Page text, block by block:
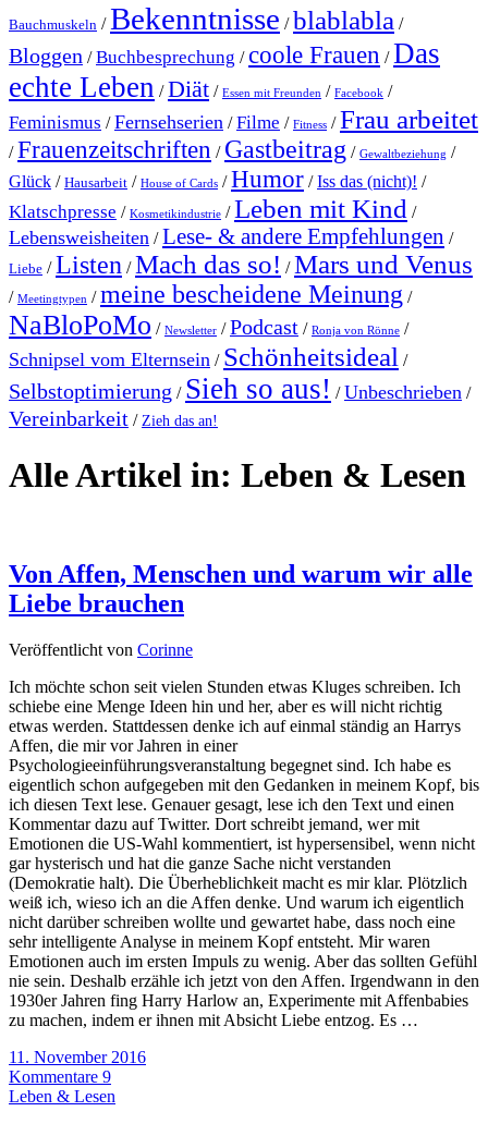
Bauchmuskeln /Bekenntnisse /blablabla /
Bloggen /Buchbesprechung /coole Frauen /Das
echte Leben /Diät / Essen mit Freunden / Facebook /
Feminismus /Fernsehserien /Filme / Fitness /Frau arbeitet
/Frauenzeitschriften / Gastbeitrag / Gewaltbeziehung /
Glück / Hausarbeit / House of Cards /Humor /Iss das (nicht)! /
Klatschpresse / Kosmetikindustrie /Leben mit Kind /
Lebensweisheiten /Lese- & andere Empfehlungen /
Liebe /Listen /Mach das so! /Mars und Venus
/ Meetingtypen /meine bescheidene Meinung /
NaBloPoMo / Newsletter /Podcast / Ronja von Rönne /
Schnipsel vom Elternsein / Schönheitsideal /
Selbstoptimierung / Sieh so aus! /Unbeschrieben /
Vereinbarkeit / Zieh das an!
Alle Artikel in: Leben & Lesen
Von Affen, Menschen und warum wir alle
Liebe brauchen
Veröffentlicht von Corinne
Ich möchte schon seit vielen Stunden etwas Kluges schreiben. Ich
schiebe eine Menge Ideen hin und her, aber es will nicht richtig
etwas werden. Stattdessen denke ich auf einmal ständig an Harrys
Affen, die mir vor Jahren in einer
Psychologieeinführungsveranstaltung begegnet sind. Ich habe es
eigentlich schon aufgegeben mit den Gedanken in meinem Kopf, bis
ich diesen Text lese. Genauer gesagt, lese ich den Text und einen
Kommentar dazu auf Twitter. Dort schreibt jemand, wer mit
Emotionen die US-Wahl kommentiert, ist hypersensibel, wenn nicht
gar hysterisch und hat die ganze Sache nicht verstanden
(Demokratie halt). Die Überheblichkeit macht es mir klar. Plötzlich
weiß ich, wieso ich an die Affen denke. Und warum ich eigentlich
nicht darüber schreiben wollte und gewartet habe, dass noch eine
sehr intelligente Analyse in meinem Kopf entsteht. Mir waren
Emotionen auch im ersten Impuls zu wenig. Aber das sollten Gefühl
nie sein. Deshalb erzähle ich jetzt von den Affen. Irgendwann in den
1930er Jahren fing Harry Harlow an, Experimente mit Affenbabies
zu machen, indem er ihnen mit Absicht Liebe entzog. Es …
11. November 2016
Kommentare 9
Leben & Lesen